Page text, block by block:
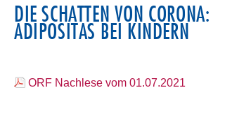
DIE SCHATTEN VON CORONA:
ADIPOSITAS BEI KINDERN
ORF Nachlese vom 01.07.2021